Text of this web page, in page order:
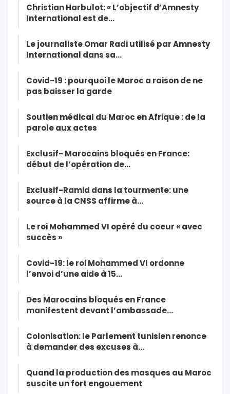
Christian Harbulot: « L’objectif d’Amnesty
International est de…
Le journaliste Omar Radi utilisé par Amnesty
International dans sa…
Covid-19 : pourquoi le Maroc a raison de ne
pas baisser la garde
Soutien médical du Maroc en Afrique : de la
parole aux actes
Exclusif- Marocains bloqués en France:
début de l’opération de…
Exclusif-Ramid dans la tourmente: une
source à la CNSS affirme à…
Le roi Mohammed VI opéré du coeur « avec
succès »
Covid-19: le roi Mohammed VI ordonne
l’envoi d’une aide à 15…
Des Marocains bloqués en France
manifestent devant l’ambassade…
Colonisation: le Parlement tunisien renonce
à demander des excuses à…
Quand la production des masques au Maroc
suscite un fort engouement